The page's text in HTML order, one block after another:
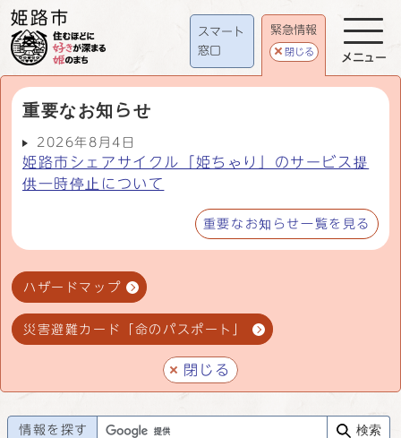
スマート
窓口
緊急情報
閉じる
重要なお知らせ
2026年8月4日
姫路市シェアサイクル「姫ちゃり」のサービス提
供一時停止について
重要なお知らせ一覧を見る
ハザードマップ
災害避難カード「命のパスポート」
閉じる
メニュー
情報を探す 検索